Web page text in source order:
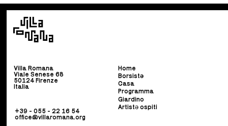
Villa Romana
Viale Senese 68
50124 Firenze
Italia
+39 - 055 - 22 16 54
office@villaromana.org
Home
Borsistə
Casa
Programma
Giardino
Artistə ospiti